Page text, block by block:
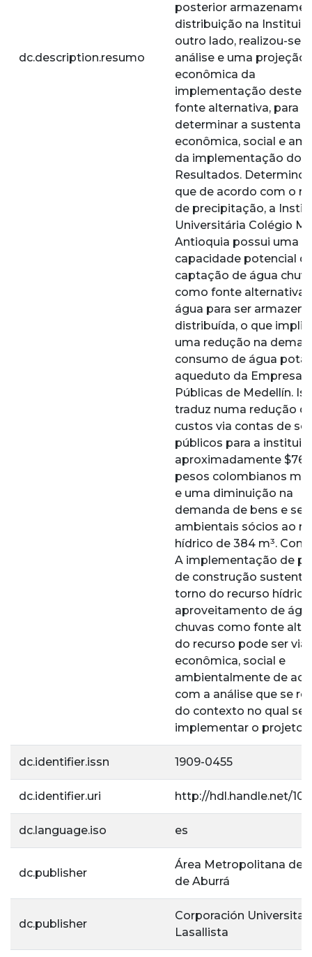
dc.description.resumo
posterior
distribuição na
outro lado, realizou-se
análise e uma projeção
econômica da
implementação deste
fonte alternativa, para
determinar a
econômica, social e
da implementação do
Resultados.
que de acordo com o
de precipitação, a
Universitária Colégio
Antioquia possui uma
capacidade potencial
captação de água
como fonte alternativa
água para ser
distribuída, o que
uma redução na
consumo de água
aqueduto da Empresas
Públicas de Medellín.
traduz numa redução
custos via contas de
públicos para a
aproximadamente
pesos colombianos
e uma diminuição na
demanda de bens e
ambientais sócios ao
hídrico de 384 m³.
A implementação de
de construção
torno do recurso hídrico
aproveitamento de
chuvas como fonte
do recurso pode ser
econômica, social e
ambientalmente de
com a análise que se
do contexto no qual se
implementar o projeto.
dc.identifier.issn 1909-0455
dc.identifier.uri http://hdl.handle.net/
dc.language.iso es
dc.publisher
Área Metropolitana del
de Aburrá
dc.publisher
Corporación
Lasallista